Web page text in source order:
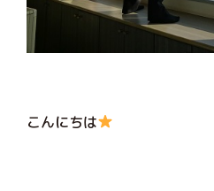
こんにちは